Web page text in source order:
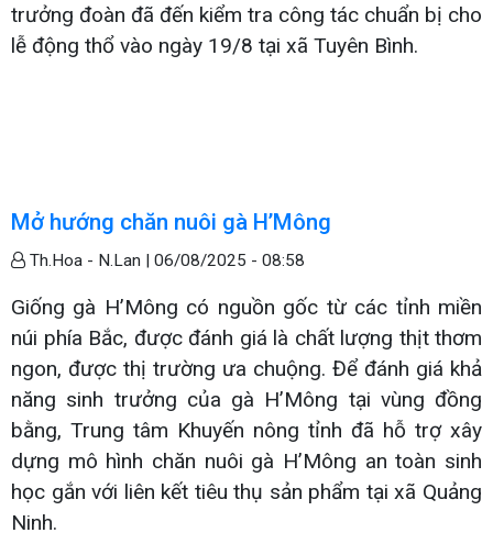
trưởng đoàn đã đến kiểm tra công tác chuẩn bị cho
lễ động thổ vào ngày 19/8 tại xã Tuyên Bình.
Mở hướng chăn nuôi gà H’Mông
Th.Hoa - N.Lan | 06/08/2025 - 08:58
Giống gà H’Mông có nguồn gốc từ các tỉnh miền
núi phía Bắc, được đánh giá là chất lượng thịt thơm
ngon, được thị trường ưa chuộng. Để đánh giá khả
năng sinh trưởng của gà H’Mông tại vùng đồng
bằng, Trung tâm Khuyến nông tỉnh đã hỗ trợ xây
dựng mô hình chăn nuôi gà H’Mông an toàn sinh
học gắn với liên kết tiêu thụ sản phẩm tại xã Quảng
Ninh.